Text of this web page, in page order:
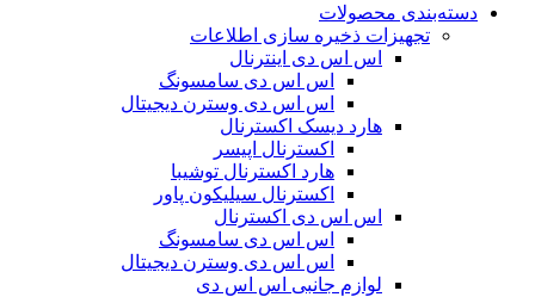
دسته‌بندی محصولات
تجهیزات ذخیره سازی اطلاعات
اس اس دی اینترنال
اس اس دی سامسونگ
اس اس دی وسترن دیجیتال
هارد دیسک اکسترنال
اکسترنال اپیسر
هارد اکسترنال توشیبا
اکسترنال سیلیکون پاور
اس اس دی اکسترنال
اس اس دی سامسونگ
اس اس دی وسترن دیجیتال
لوازم جانبی اس اس دی